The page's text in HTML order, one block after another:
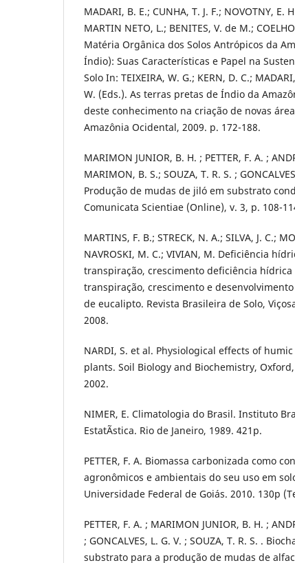
MADARI, B. E.; CUNHA, T. J. F.; NOVOTNY, E.
MARTIN NETO, L.; BENITES, V. de M.;
Matéria Orgânica dos Solos Antrópicos da
Índio): Suas Características e Papel na
Solo In: TEIXEIRA, W. G.; KERN, D. C.;
W. (Eds.). As terras pretas de Índio da
deste conhecimento na criação de novas
Amazônia Ocidental, 2009. p. 172-188.
MARIMON JUNIOR, B. H. ; PETTER, F. A. ;
MARIMON, B. S.; SOUZA, T. R. S. ;
Produção de mudas de jiló em substrato
Comunicata Scientiae (Online), v. 3, p. 108-
MARTINS, F. B.; STRECK, N. A.; SILVA, J. C.;
NAVROSKI, M. C.; VIVIAN, M. Deficiência
transpiração, crescimento deficiência
transpiração, crescimento e
de eucalipto. Revista Brasileira de Solo,
2008.
NARDI, S. et al. Physiological effects of
plants. Soil Biology and Biochemistry,
2002.
NIMER, E. Climatologia do Brasil. Instituto
EstatÃ­stica. Rio de Janeiro, 1989. 421p.
PETTER, F. A. Biomassa carbonizada como
agronômicos e ambientais do seu uso em
Universidade Federal de Goiás. 2010. 130p
PETTER, F. A. ; MARIMON JUNIOR, B. H. ;
; GONCALVES, L. G. V. ; SOUZA, T. R. S. .
substrato para a produção de mudas de